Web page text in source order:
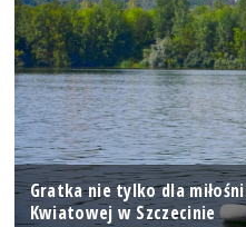
Gratka nie tylko dla
Kwiatowej w Szczecinie